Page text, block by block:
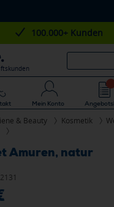
100.000+ Kunden
Mein Konto
& Beauty Kosmetik
Amuren, natur